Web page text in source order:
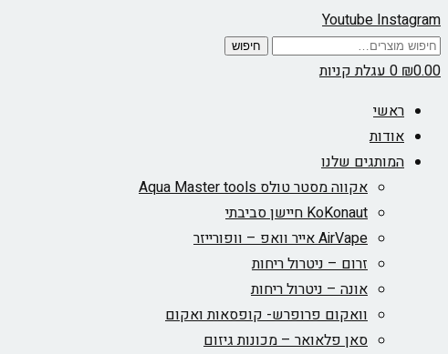
YoutubeInstagram
חיפוש
עבור:
חיפוש
₪0.00
0עגלת קניות
ראשי
אודות
המותגים שלנו
אקווה מסטר טולס Aqua Master tools
KoKonaut חיישן סביבתי
AirVape אייר וואפ – וופורייזר
זרום – ניטרול ריחות
אונה – ניטרול ריחות
וואקום פרופרש- קופסאות ואקום
סאן פלאואר – מכונות גיזום